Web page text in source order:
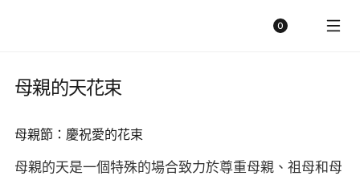
0
母親的天花束
母親節：慶祝愛的花束
母親的天是一個特殊的場合致力於尊重母親、祖母和母